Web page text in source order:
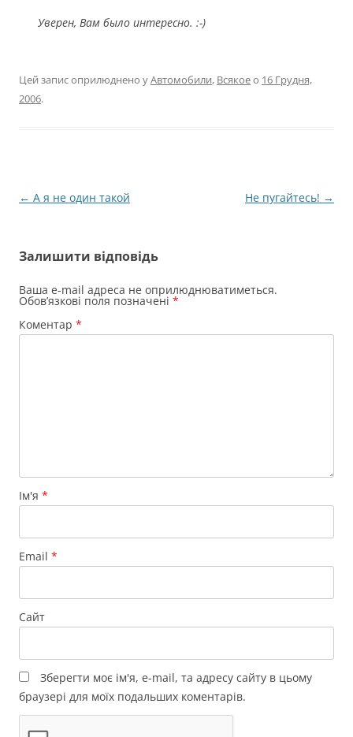
Уверен, Вам было интересно. :-)
Цей запис оприлюднено уАвтомобили, Всякоео 16 Грудня,
2006.
Навігація
← А я не один такой Не пугайтесь! →
Залишити відповідь
Ваша e-mail адреса не оприлюднюватиметься.
Обов’язкові поля позначені *
Коментар *
Ім'я *
Email *
Сайт
Зберегти моє ім'я, e-mail, та адресу сайту в цьому
браузері для моїх подальших коментарів.